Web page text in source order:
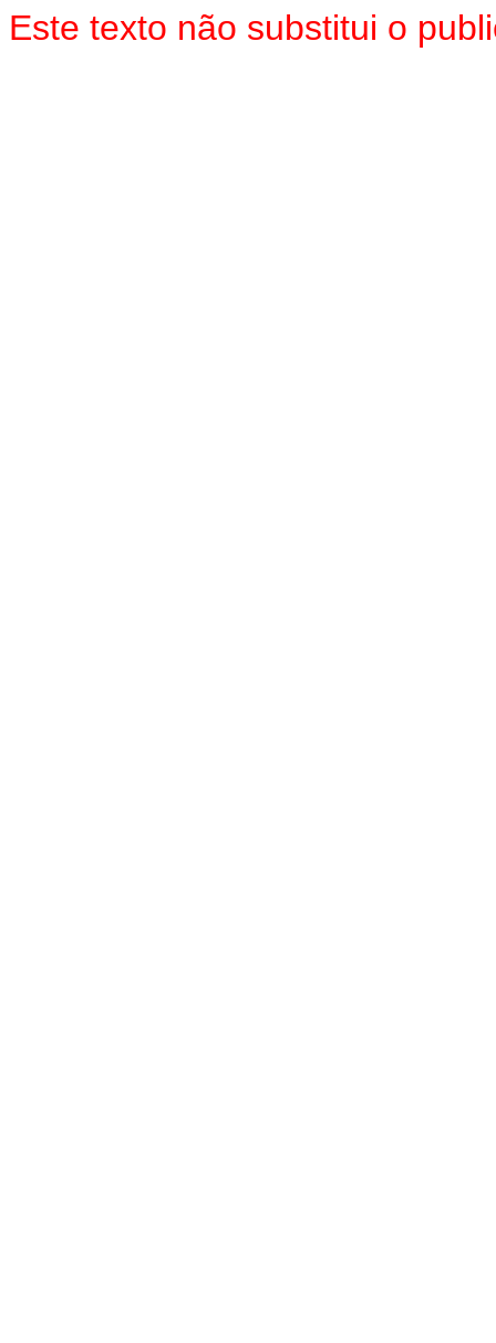
Este texto não substitui o